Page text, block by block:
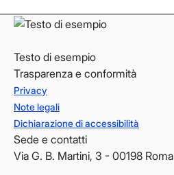
Testo di esempio
Trasparenza e conformità
Privacy
Note legali
Dichiarazione di accessibilità
Sede e contatti
Via G. B. Martini, 3 - 00198 Roma